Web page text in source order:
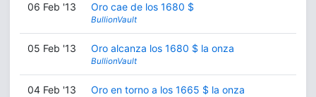
06 Feb '13 Oro cae de los 1680 $
BullionVault
05 Feb '13 Oro alcanza los 1680 $ la onza
BullionVault
04 Feb '13 Oro en torno a los 1665 $ la onza